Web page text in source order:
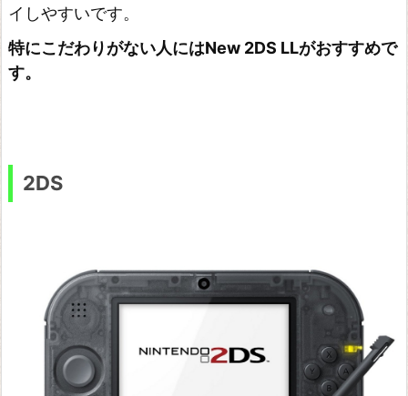
イしやすいです。
特にこだわりがない人にはNew 2DS LLがおすすめで
す。
2DS